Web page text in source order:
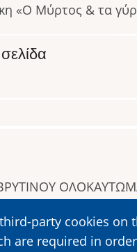
«Ο Μύρτος & τα
party cookies on
are required in